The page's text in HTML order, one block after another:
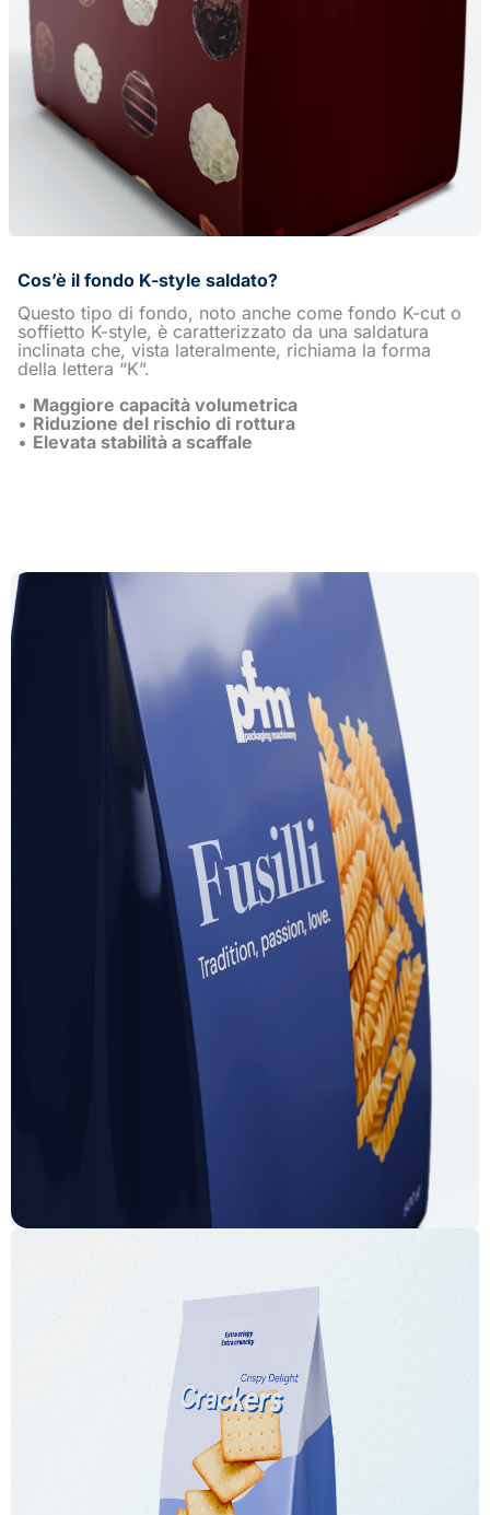
Cos’è il fondo K-style saldato?
Questo tipo di fondo, noto anche come fondo K-cut o
soffietto K-style, è caratterizzato da una saldatura
inclinata che, vista lateralmente, richiama la forma
della lettera “K”.
• Maggiore capacità volumetrica
• Riduzione del rischio di rottura
• Elevata stabilità a scaffale